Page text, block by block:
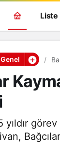
Genel
5 yıldır